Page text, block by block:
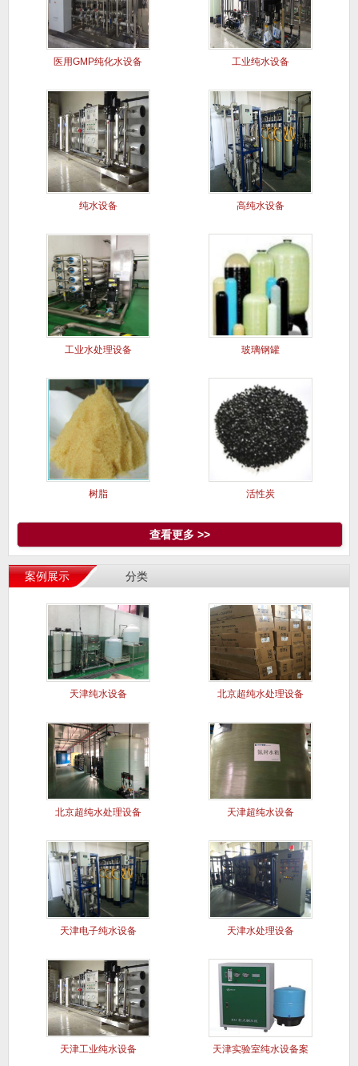
医用GMP纯化水设备 工业纯水设备
纯水设备 高纯水设备
工业水处理设备 玻璃钢罐
树脂 活性炭
查看更多 >>
案例展示 分类
天津纯水设备 北京超纯水处理设备
北京超纯水处理设备 天津超纯水设备
天津电子纯水设备 天津水处理设备
天津工业纯水设备 天津实验室纯水设备案